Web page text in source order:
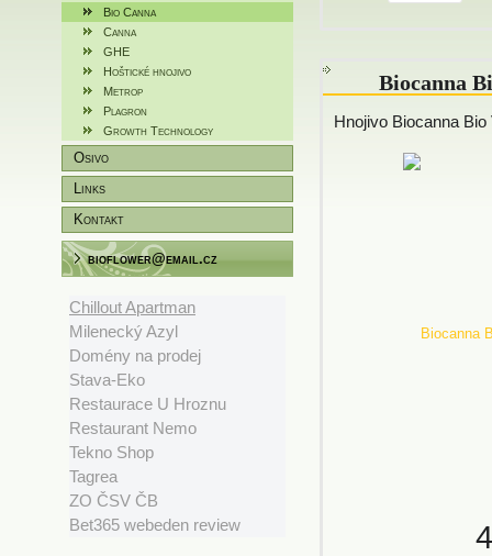
Bio Canna
Canna
GHE
Hoštické hnojivo
Metrop
Plagron
Growth Technology
Osivo
Links
Kontakt
bioflower@email.cz
Chillout Apartman
Milenecký Azyl
Domény na prodej
Stava-Eko
Restaurace U Hroznu
Restaurant Nemo
Tekno Shop
Tagrea
ZO ČSV ČB
Bet365 webeden review
Biocanna
Hnojivo Biocanna Bio